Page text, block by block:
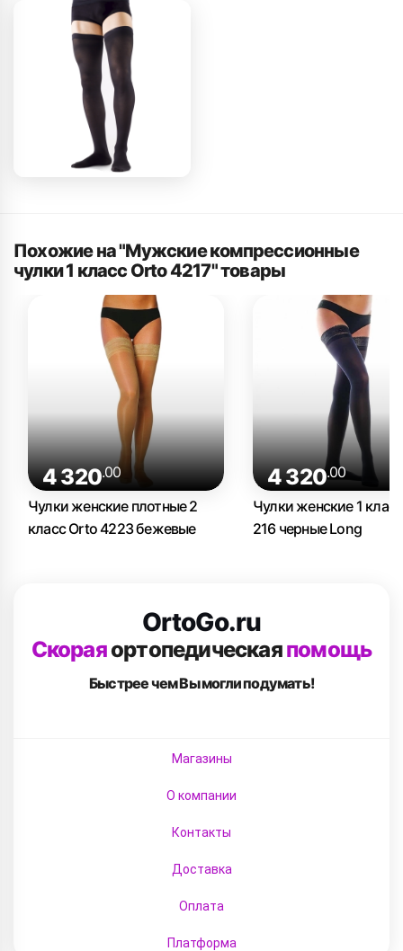
Похожие на "Мужские компрессионные
чулки 1 класс Orto 4217" товары
4 320.00
Чулки женские плотные 2
класс Orto 4223 бежевые
4 320.00
Чулки женские 1
216 черные Long
OrtoGo.ru
Скораяортопедическаяпомощь
Быстрее чем Вымогли подумать!
Магазины
О компании
Контакты
Доставка
Оплата
Платформа